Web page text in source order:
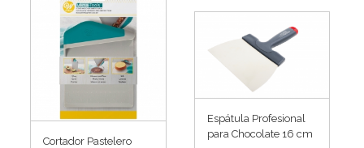
Cortador Pastelero
Espátula Profesional
para Chocolate 16 cm